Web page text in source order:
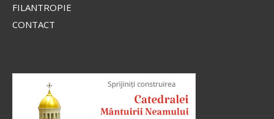
cei ce zic că nu este înviere, și L-au întrebat, zicând:
Învățătorule, Moise a zis: «Dacă cineva moare
neavând copii, fratele...
FILANTROPIE
CONTACT